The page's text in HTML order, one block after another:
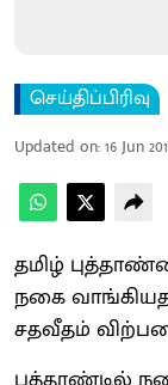
செய்திப்பிரிவு
Updated on:16 Jun
தமிழ்
நகை
சதவீதம்